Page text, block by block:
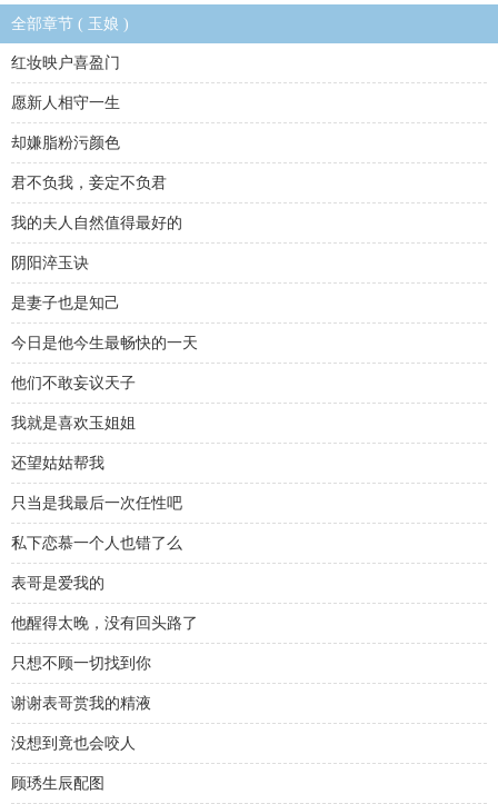
全部章节 ( 玉娘 )
红妆映户喜盈门
愿新人相守一生
却嫌脂粉污颜色
君不负我，妾定不负君
我的夫人自然值得最好的
阴阳淬玉诀
是妻子也是知己
今日是他今生最畅快的一天
他们不敢妄议天子
我就是喜欢玉姐姐
还望姑姑帮我
只当是我最后一次任性吧
私下恋慕一个人也错了么
表哥是爱我的
他醒得太晚，没有回头路了
只想不顾一切找到你
谢谢表哥赏我的精液
没想到竟也会咬人
顾琇生辰配图